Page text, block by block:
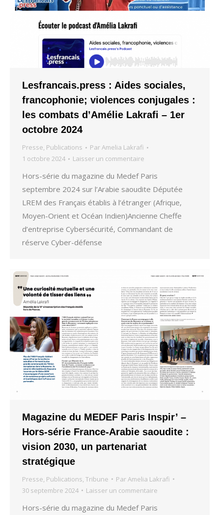
Lesfrancais.press : Aides sociales,
francophonie; violences conjugales :
les combats d’Amélie Lakrafi – 1er
octobre 2024
Presse, Publications ParAmelia Lakrafi
1 octobre 2024
Laisser un commentaire
Hors-série du magazine du Medef Paris
septembre 2024 sur l’Arabie saoudite Députée
LREM des Français établis à l’étranger (Afrique,
Moyen-Orient et Océan Indien)Ancienne Cheffe
d’entreprise Cybersécurité, Commandant de
réserve Cyber-défense
Magazine du MEDEF Paris Inspir’ –
Hors-série France-Arabie saoudite :
vision 2030, un partenariat
stratégique
Presse, Publications, Tribune ParAmelia Lakrafi
30 septembre 2024
Laisser un commentaire
Hors-série du magazine du Medef Paris